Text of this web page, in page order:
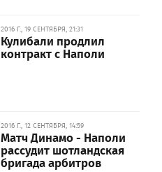
2016 Г., 19 СЕНТЯБРЯ, 21:31
Кулибали продлил
контракт с Наполи
2016 Г., 12 СЕНТЯБРЯ, 14:59
Матч Динамо - Наполи
рассудит шотландская
бригада арбитров